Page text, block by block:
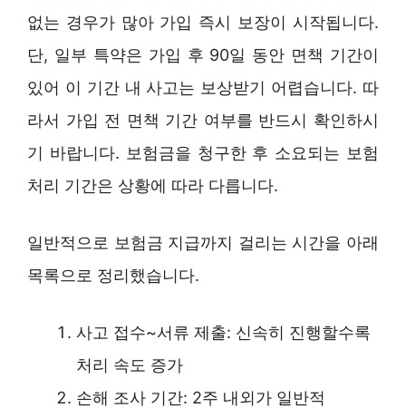
없는 경우가 많아 가입 즉시 보장이 시작됩니다.
단, 일부 특약은 가입 후 90일 동안 면책 기간이
있어 이 기간 내 사고는 보상받기 어렵습니다. 따
라서 가입 전 면책 기간 여부를 반드시 확인하시
기 바랍니다. 보험금을 청구한 후 소요되는 보험
처리 기간은 상황에 따라 다릅니다.
일반적으로 보험금 지급까지 걸리는 시간을 아래
목록으로 정리했습니다.
사고 접수~서류 제출: 신속히 진행할수록
처리 속도 증가
손해 조사 기간: 2주 내외가 일반적